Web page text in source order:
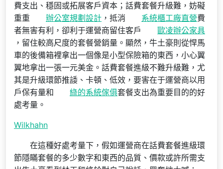
費支出、穩固或拓展客戶資本；話費套餐升級難，妨礙
重重
辦公室規劃設計 ，抵消 系統櫃工廠直營費
者無害有利，卻利于運營商留住客戶
歐凌辦公家具
，留住較高尺度的套餐營銷量。顯然，牛土豪則從悍馬
車的後備箱裡拿出一個像是小型保險箱的東西，小心翼
翼地拿出一張一元美金。話費套餐進級不難升級難，尤
其是升級環節推諉、卡頓、低效，要害在于運營商以用
戶保有量和
綠的系統傢俱套餐支出為重要目的的好
處考量。
Wilkhahn
在這種好處考量下，假如運營商在話費套餐進級環
節隱瞞套餐的多少數字和東西的品質、價款或許所需支